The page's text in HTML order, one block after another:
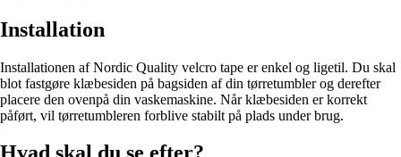
Installation
Installationen af Nordic Quality velcro tape er enkel og ligetil. Du skal
blot fastgøre klæbesiden på bagsiden af din tørretumbler og derefter
placere den ovenpå din vaskemaskine. Når klæbesiden er korrekt
påført, vil tørretumbleren forblive stabilt på plads under brug.